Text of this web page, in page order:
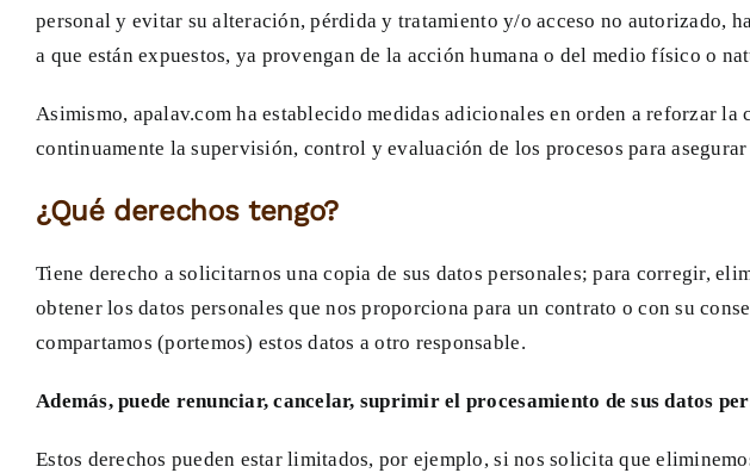
personal y evitar su alteración, pérdida y tratamiento y/o acceso no autorizado,
a que están expuestos, ya provengan de la acción humana o del medio físico o
Asimismo, apalav.com ha establecido medidas adicionales en orden a reforzar
continuamente la supervisión, control y evaluación de los procesos para
¿Qué derechos tengo?
Tiene derecho a solicitarnos una copia de sus datos personales; para corregir,
obtener los datos personales que nos proporciona para un contrato o con su
compartamos (portemos) estos datos a otro responsable.
Además, puede renunciar, cancelar, suprimir el procesamiento de sus datos
Estos derechos pueden estar limitados, por ejemplo, si nos solicita que